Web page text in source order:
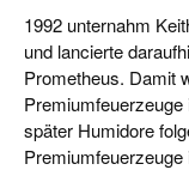
1992 unternahm
und lancierte
Prometheus. Damit
später Humidore